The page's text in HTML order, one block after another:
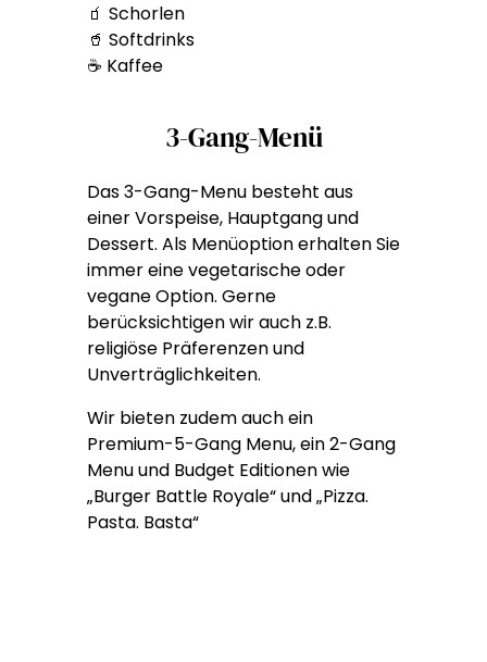
🧃 Schorlen
🥤 Softdrinks
☕ Kaffee
3-Gang-Menü
Das 3-Gang-Menu besteht aus
einer Vorspeise, Hauptgang und
Dessert. Als Menüoption erhalten Sie
immer eine vegetarische oder
vegane Option. Gerne
berücksichtigen wir auch z.B.
religiöse Präferenzen und
Unverträglichkeiten.
Wir bieten zudem auch ein
Premium-5-Gang Menu, ein 2-Gang
Menu und Budget Editionen wie
„Burger Battle Royale“ und „Pizza.
Pasta. Basta“